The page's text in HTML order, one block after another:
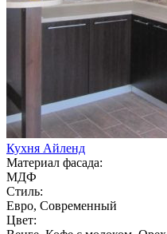
Кухня Айленд
Материал фасада:
МДФ
Стиль:
Евро, Современный
Цвет: